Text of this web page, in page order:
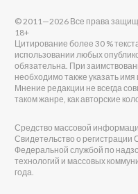
© 2011—2026 Все права
18+
Цитирование более 30 %
использовании любых
обязательна. При
необходимо также указать
Мнение редакции не всегда
таком жанре, как авторские
Средство массовой
Свидетельство о
Федеральной службой по
технологий и массовых
года.